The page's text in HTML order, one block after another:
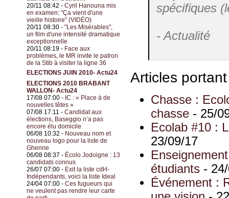
20/11 08:42 - Cyril Hanouna mis
en examen: "Ça vient d'une
vieille histoire" (VIDÉO)
20/11 08:30 - "Les Misérables",
un film d'une intensité dramatique
exceptionnelle
20/11 08:19 - Face aux
problèmes, le MR invite le patron
de la Stib à visiter la ligne 36
ELECTIONS JUIN 2010- Actu24
ELECTIONS 2010 BRABANT
WALLON- Actu24
17/08 07:00 - IC : « Place à de
nouvelles têtes »
07/08 17:11 - Candidat aux
élections, Baseggio n’a pas
encore élu domicile
06/08 10:32 - Nouveau nom et
nouveau logo pour la liste de
Ghenne
06/08 08:37 - Écolo Jodoigne : 13
candidats connus
26/07 07:00 - Exit la liste cdH-
Indépendants, voici la liste Ideal
24/04 07:00 - Ces fugueurs qui
ne veulent pas rendre leur carte
spécifiques
- Actualité
Articles
Chasse :
chasse - 25/
Ecolab #10 :
23/09/17
étudiants -
Événement :